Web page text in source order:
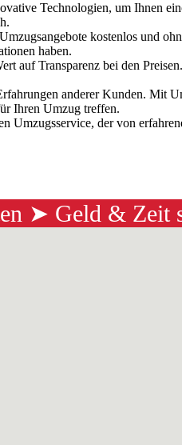
Technologien, um Ihnen
kostenlos und
haben.
auf Transparenz bei den
anderer Kunden. Mit
Ihren Umzug treffen.
Umzugsservice, der von
➤ Geld & Zeit